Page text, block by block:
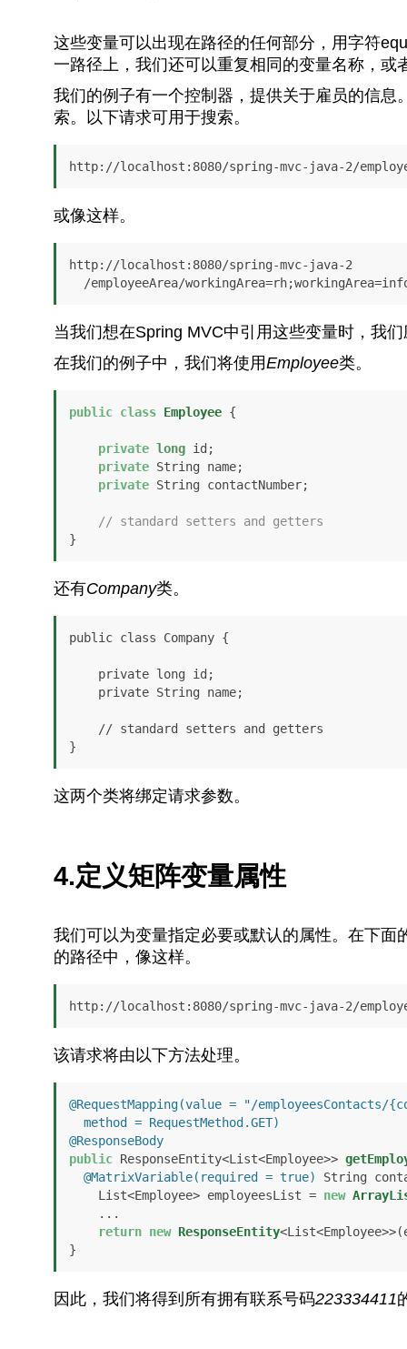
这些变量可以出现在路径的任何部分，用字符
一路径上，我们还可以重复相同的变量名称，或
我们的例子有一个控制器，提供关于雇员的信
索。以下请求可用于搜索。
http://localhost:8080/spring-mvc-java-2/
或像这样。
http://localhost:8080/spring-mvc-java-2
/employeeArea/
当我们想在Spring MVC中引用这些变量时，我
在我们的例子中，我们将使用Employee类。
public class Employee {
private long id;
private String name;
private String contactNumber;
// standard setters and getters
}
还有Company类。
public class Company {
}
这两个类将绑定请求参数。
4.定义矩阵变量属性
我们可以为变量指定必要或默认的属性。在下面
的路径中，像这样。
http://localhost:8080/spring-mvc-java-2/
该请求将由以下方法处理。
@RequestMapping(value = "/employeesContacts/
  method = RequestMethod.GET)
@ResponseBody
public ResponseEntity<List<Employee>>
@MatrixVariable(required = true)
String
    List<Employee> employeesList =
new
return new ResponseEntity
}
因此，我们将得到所有拥有联系号码223334411